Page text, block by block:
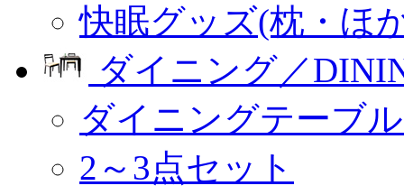
快眠グッズ(枕・ほ
ダイニング／
ダイニングテーブ
2～3点セット